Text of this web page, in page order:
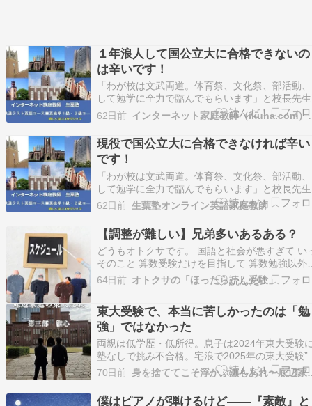
１年浪人して国公立大に合格できないの
は辛いです！
「わが校は文武両道。体育祭、文化祭、部活動
して勉学に全力で臨んでもらいます」と校長先
言葉を入学式の時に聞いた。 成績トップ高校に
文武両道で、進路指導は放任主義の高校がある。
塾生も何とかなるだろうと思って指導に従ってき
た。➡続きを読む 今なら 月謝20％ OFF 生葉…
62日前 インターネッ
現役で国公立大に合格できなければ辛い
です！
「わが校は文武両道。体育祭、文化祭、部活動
して勉学に全力で臨んでもらいます」と校長先
言葉を入学式の時に聞いた。 成績トップ高校に
文武両道で、進路指導は放任主義の高校がある。
塾生も何とか...
62日前 生葉塾オンライン英語家庭教師
【調整が難しい】兄弟多いあるある？
どうもオトクサです。 国語と社会が悪すぎて い
そのこと 算数受験だけを目指して 算数勉強以外
自由に遊ぶ？？ みたいな話が出始めたはぬちゃ
とはいえ 自宅で他学校のNNOPに挑戦中 頑張っ
中学校の文化祭 ・地元のお祭りお神輿…
64日前 オトクサの「ほったらかし受験」
東大受験で、本当に苦しかったのは「勉
強」ではなかった
両親は低学歴・低所得。息子は2024年東大受験
塾なしで挑み不合格。宅浪で2025年の東大受験”
格”しました。そんな親子の体験談です。 ※この
事にはプロモーションが含まれております。 『
辺家庭の東大受験 第三部 継心』を書いていて、
70日前 身を捨ててこそ浮か
僕はピアノが弾けるけど――『素敵』と